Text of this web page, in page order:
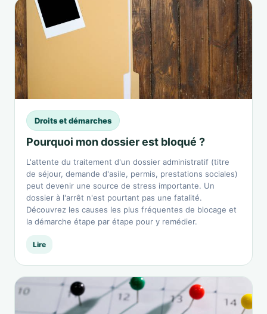
Droits et démarches
Pourquoi mon dossier est bloqué ?
L'attente du traitement d'un dossier administratif (titre
de séjour, demande d'asile, permis, prestations sociales)
peut devenir une source de stress importante. Un
dossier à l'arrêt n'est pourtant pas une fatalité.
Découvrez les causes les plus fréquentes de blocage et
la démarche étape par étape pour y remédier.
Lire